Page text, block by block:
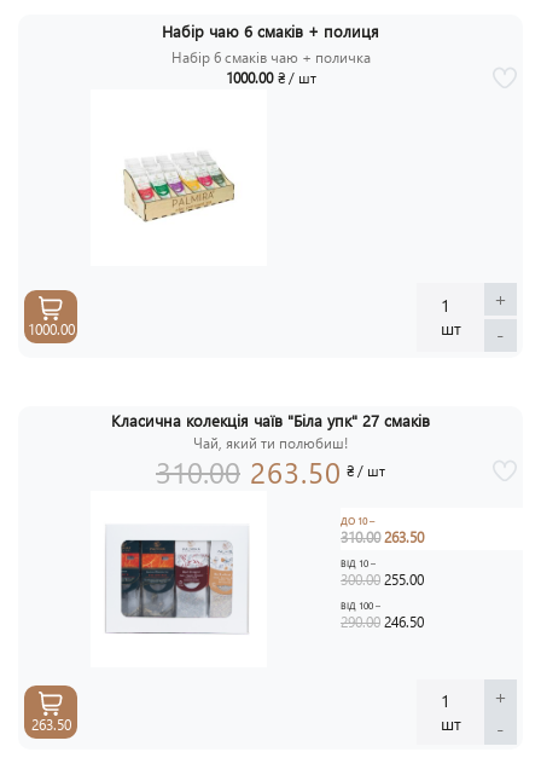
Набір чаю 6 смаків + полиця
Набір 6 смаків чаю + поличка
1000.00 ₴ / шт
1
шт
+
-
1000.00
Класична колекція чаїв "Біла упк" 27 смаків
Чай, який ти полюбиш!
310.00 263.50 ₴ / шт
ДО 10 –
310.00263.50
ВІД 10 –
300.00 255.00
ВІД 100 –
290.00 246.50
1
шт
+
-
263.50